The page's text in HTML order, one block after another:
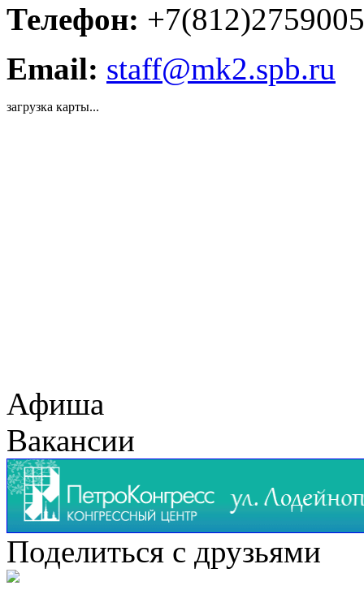
Телефон:
Email: staff@mk2.spb.ru
загрузка карты...
Афиша
Вакансии
Поделиться с друзьями